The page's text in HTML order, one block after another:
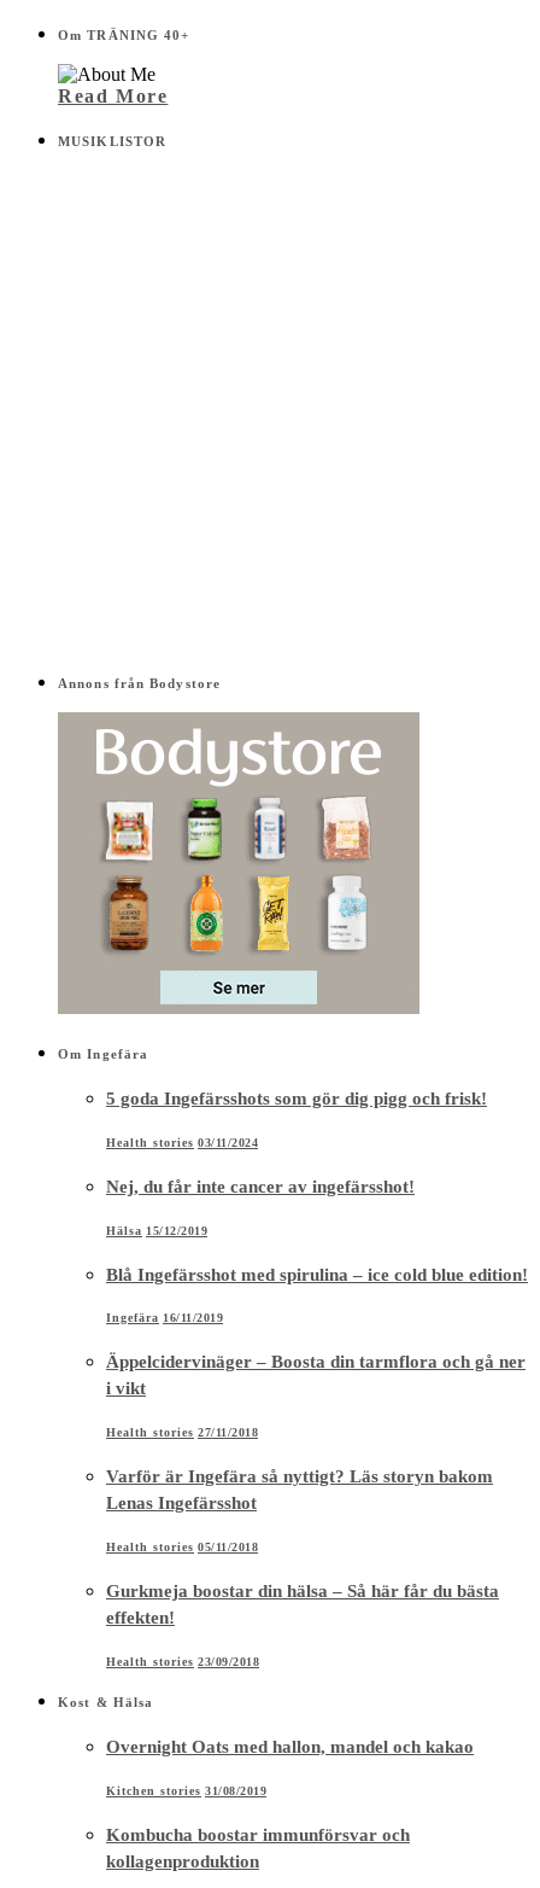
Om TRÄNING 40+
Read More
MUSIKLISTOR
Annons från Bodystore
Om Ingefära
5 goda Ingefärsshots som gör dig pigg och frisk!
Health stories 03/11/2024
Nej, du får inte cancer av ingefärsshot!
Hälsa 15/12/2019
Blå Ingefärsshot med spirulina – ice cold blue edition!
Ingefära 16/11/2019
Äppelcidervinäger – Boosta din tarmflora och gå ner
i vikt
Health stories 27/11/2018
Varför är Ingefära så nyttigt? Läs storyn bakom
Lenas Ingefärsshot
Health stories 05/11/2018
Gurkmeja boostar din hälsa – Så här får du bästa
effekten!
Health stories 23/09/2018
Kost & Hälsa
Overnight Oats med hallon, mandel och kakao
Kitchen stories 31/08/2019
Kombucha boostar immunförsvar och
kollagenproduktion